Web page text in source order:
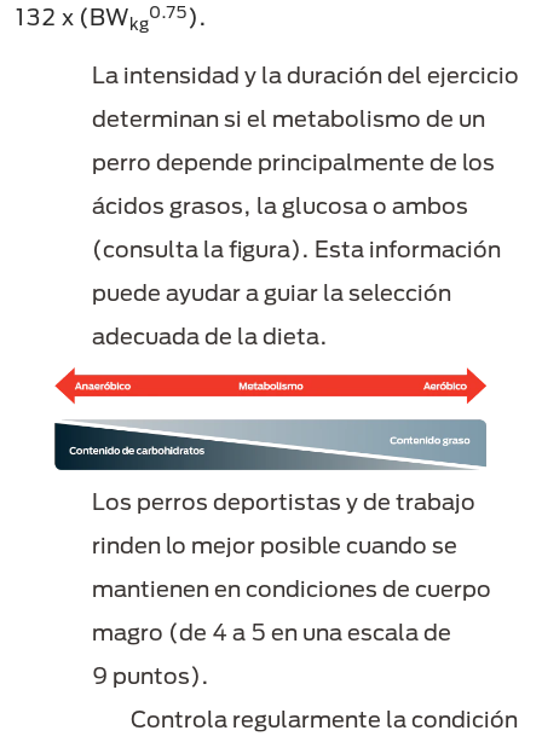
132 x (BWkg
0.75).
La intensidad y la duración del ejercicio
determinan si el metabolismo de un
perro depende principalmente de los
ácidos grasos, la glucosa o ambos
(consulta la figura). Esta información
puede ayudar a guiar la selección
adecuada de la dieta.
Los perros deportistas y de trabajo
rinden lo mejor posible cuando se
mantienen en condiciones de cuerpo
magro (de 4 a 5 en una escala de
9 puntos).
Controla regularmente la condición